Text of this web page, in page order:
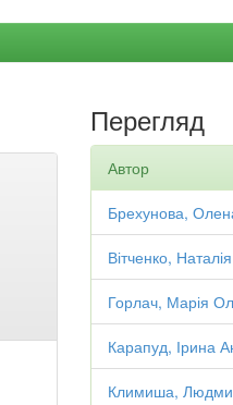
Перегляд
Автор
Брехунова,
Вітченко,
Горлач, Марія
Карапуд, Ірина
Климиша,